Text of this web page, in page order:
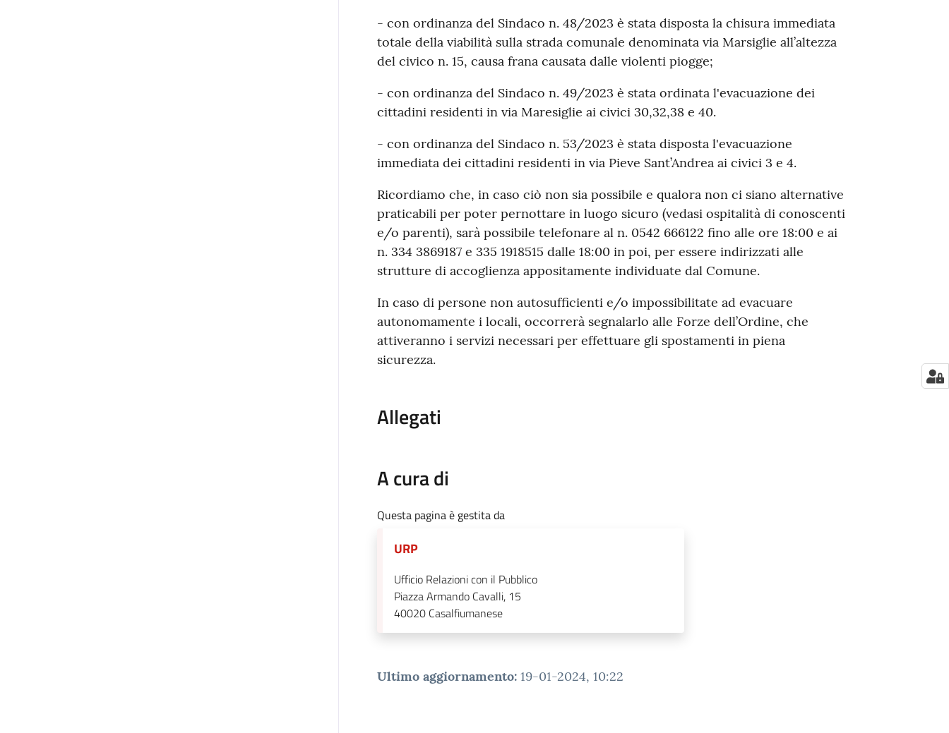
- con ordinanza del Sindaco n. 48/2023 è stata disposta la chisura immediata
totale della viabilità sulla strada comunale denominata via Marsiglie all’altezza
del civico n. 15, causa frana causata dalle violenti piogge;
- con ordinanza del Sindaco n. 49/2023 è stata ordinata l'evacuazione dei
cittadini residenti in via Maresiglie ai civici 30,32,38 e 40.
- con ordinanza del Sindaco n. 53/2023 è stata disposta l'evacuazione
immediata dei cittadini residenti in via Pieve Sant’Andrea ai civici 3 e 4.
Ricordiamo che, in caso ciò non sia possibile e qualora non ci siano alternative
praticabili per poter pernottare in luogo sicuro (vedasi ospitalità di conoscenti
e/o parenti), sarà possibile telefonare al n. 0542 666122 fino alle ore 18:00 e ai
n. 334 3869187 e 335 1918515 dalle 18:00 in poi, per essere indirizzati alle
strutture di accoglienza appositamente individuate dal Comune.
In caso di persone non autosufficienti e/o impossibilitate ad evacuare
autonomamente i locali, occorrerà segnalarlo alle Forze dell’Ordine, che
attiveranno i servizi necessari per effettuare gli spostamenti in piena
sicurezza.
Allegati
A cura di
Questa pagina è gestita da
URP
Ufficio Relazioni con il Pubblico
Piazza Armando Cavalli, 15
40020 Casalfiumanese
Ultimo aggiornamento: 19-01-2024, 10:22